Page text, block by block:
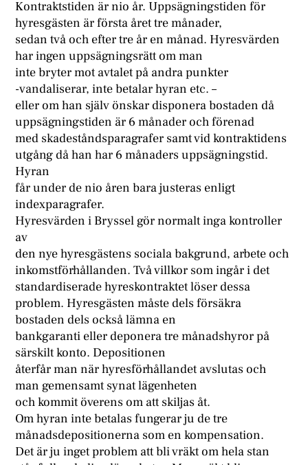
Kontraktstiden är nio år. Uppsägningstiden för
hyresgästen är första året tre månader,
sedan två och efter tre år en månad. Hyresvärden
har ingen uppsägningsrätt om man
inte bryter mot avtalet på andra punkter
-vandaliserar, inte betalar hyran etc. –
eller om han själv önskar disponera bostaden då
uppsägningstiden är 6 månader och förenad
med skadeståndsparagrafer samt vid kontraktidens
utgång då han har 6 månaders uppsägningstid.
Hyran
får under de nio åren bara justeras enligt
indexparagrafer.
Hyresvärden i Bryssel gör normalt inga kontroller
av
den nye hyresgästens sociala bakgrund, arbete och
inkomstförhållanden. Två villkor som ingår i det
standardiserade hyreskontraktet löser dessa
problem. Hyresgästen måste dels försäkra
bostaden dels också lämna en
bankgaranti eller deponera tre månadshyror på
särskilt konto. Depositionen
återfår man när hyresförhållandet avslutas och
man gemensamt synat lägenheten
och kommit överens om att skiljas åt.
Om hyran inte betalas fungerar ju de tre
månadsdepositionerna som en kompensation.
Det är ju inget problem att bli vräkt om hela stan